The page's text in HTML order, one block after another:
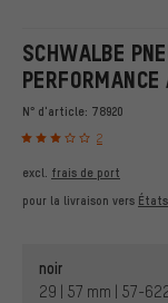
SCHWALBE
N° d'article: 78920
2
excl. frais de port
pour la livraison vers
noir
29 | 57 mm | 57-